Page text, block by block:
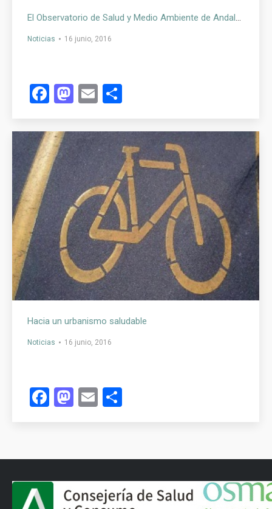
El Observatorio de Salud y Medio Ambiente de Andalucía reúne a 200 personas en una jornada sobre evaluación de riesgos en salud ambiental
Noticias 16 junio, 2016
Facebook
Mastodon
Email
Hacia un urbanismo saludable
Noticias 16 junio, 2016
Facebook
Mastodon
Email